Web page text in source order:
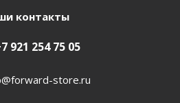
контакты
921 254 75 05
store.ru